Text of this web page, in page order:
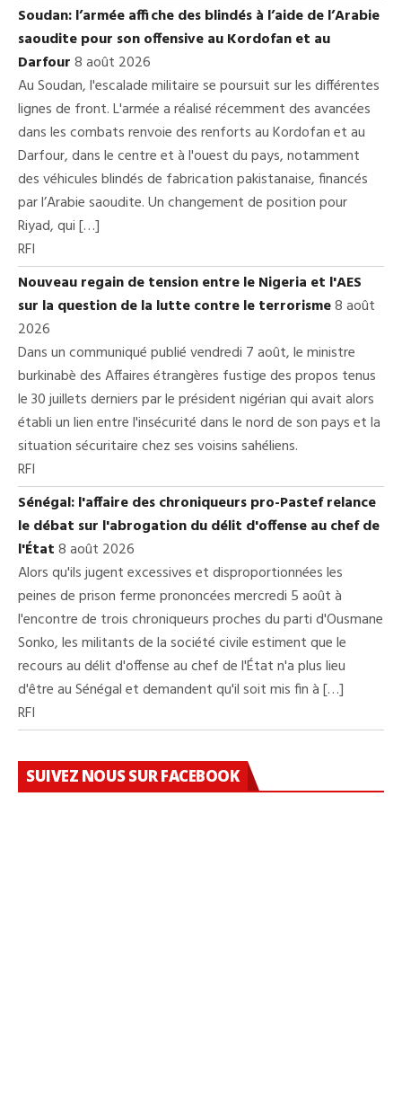
Soudan: l’armée affiche des blindés à l’aide de l’Arabie
saoudite pour son offensive au Kordofan et au
Darfour8 août 2026
Au Soudan, l'escalade militaire se poursuit sur les différentes
lignes de front. L'armée a réalisé récemment des avancées
dans les combats renvoie des renforts au Kordofan et au
Darfour, dans le centre et à l'ouest du pays, notamment
des véhicules blindés de fabrication pakistanaise, financés
par l’Arabie saoudite. Un changement de position pour
Riyad, qui […]
RFI
Nouveau regain de tension entre le Nigeria et l'AES
sur la question de la lutte contre le terrorisme8 août
2026
Dans un communiqué publié vendredi 7 août, le ministre
burkinabè des Affaires étrangères fustige des propos tenus
le 30 juillets derniers par le président nigérian qui avait alors
établi un lien entre l'insécurité dans le nord de son pays et la
situation sécuritaire chez ses voisins sahéliens.
RFI
Sénégal: l'affaire des chroniqueurs pro-Pastef relance
le débat sur l'abrogation du délit d'offense au chef de
l'État8 août 2026
Alors qu'ils jugent excessives et disproportionnées les
peines de prison ferme prononcées mercredi 5 août à
l'encontre de trois chroniqueurs proches du parti d'Ousmane
Sonko, les militants de la société civile estiment que le
recours au délit d'offense au chef de l'État n'a plus lieu
d'être au Sénégal et demandent qu'il soit mis fin à […]
RFI
SUIVEZ NOUS SUR FACEBOOK